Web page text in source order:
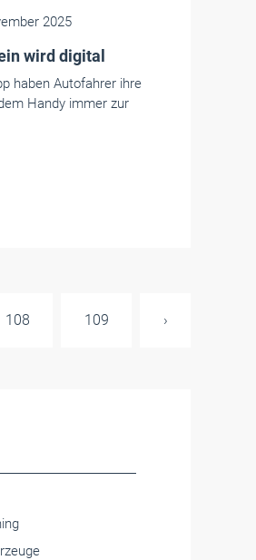
2025
wird digital
haben Autofahrer ihre
Handy immer zur
108 109 ›